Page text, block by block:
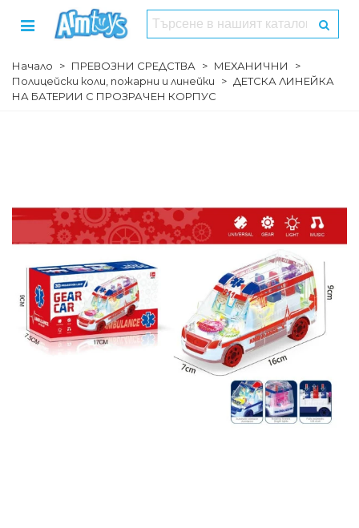
Начало > ПРЕВОЗНИ СРЕДСТВА > МЕХАНИЧНИ
>
Полицейски коли, пожарни и линейки
> ДЕТСКА ЛИНЕЙКА
НА БАТЕРИИ С ПРОЗРАЧЕН КОРПУС